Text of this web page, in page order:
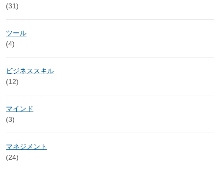
(31)
ツール
(4)
ビジネススキル
(12)
マインド
(3)
マネジメント
(24)